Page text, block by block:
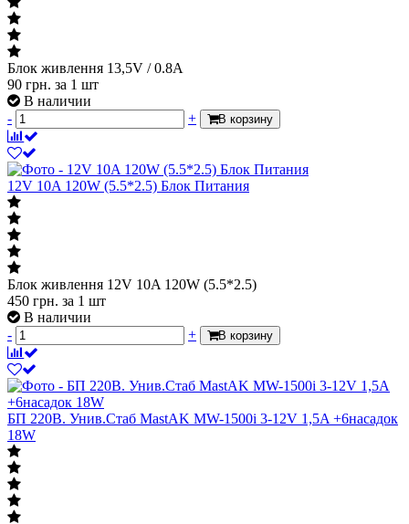
Блок живлення 13,5V / 0.8A
90 грн. за 1 шт
В наличии
-
+ В корзину
12V 10A 120W (5.5*2.5) Блок Питания
Блок живлення 12V 10A 120W (5.5*2.5)
450 грн. за 1 шт
В наличии
-
+ В корзину
БП 220В. Унив.Стаб MastAK MW-1500i 3-12V 1,5A +6насадок
18W